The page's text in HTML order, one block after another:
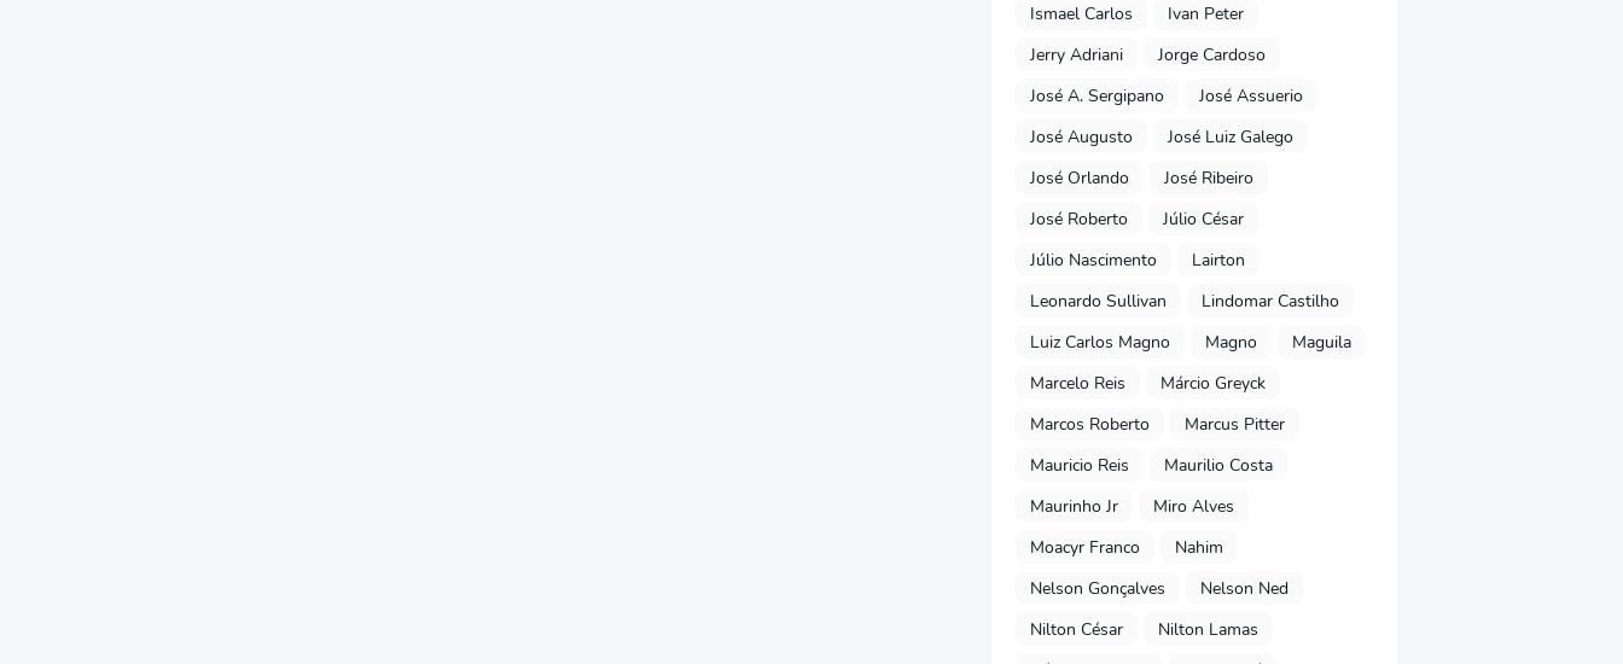
Ismael Carlos
Ivan Peter
Jerry Adriani
Jorge Cardoso
José A. Sergipano
José Assuerio
José Augusto
José Luiz Galego
José Orlando
José Ribeiro
José Roberto
Júlio César
Júlio Nascimento
Lairton
Leonardo Sullivan
Lindomar Castilho
Luiz Carlos Magno
Magno
Maguila
Marcelo Reis
Márcio Greyck
Marcos Roberto
Marcus Pitter
Mauricio Reis
Maurilio Costa
Maurinho Jr
Miro Alves
Moacyr Franco
Nahim
Nelson Gonçalves
Nelson Ned
Nilton César
Nilton Lamas